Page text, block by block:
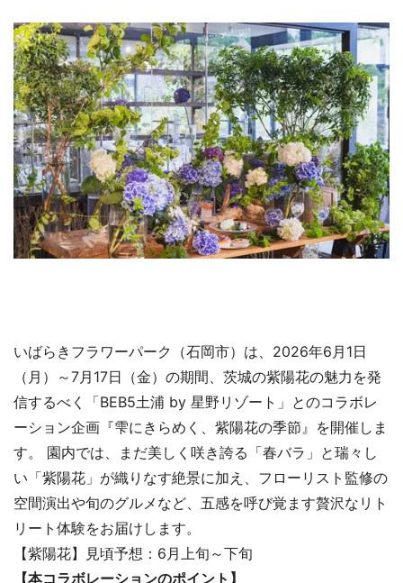
いばらきフラワーパーク（石岡市）は、2026年6月1日
（月）～7月17日（金）の期間、茨城の紫陽花の魅力を発
信するべく「BEB5土浦 by 星野リゾート」とのコラボレ
ーション企画『雫にきらめく、紫陽花の季節』を開催しま
す。 園内では、まだ美しく咲き誇る「春バラ」と瑞々し
い「紫陽花」が織りなす絶景に加え、フローリスト監修の
空間演出や旬のグルメなど、五感を呼び覚ます贅沢なリト
リート体験をお届けします。
【紫陽花】見頃予想：6月上旬～下旬
【本コラボレーションのポイント】